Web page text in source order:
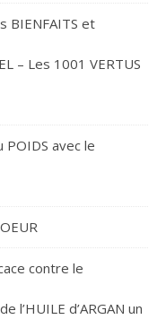
BIENFAITS et
– Les 1001 VERTUS
POIDS avec le
contre le
l’HUILE d’ARGAN un